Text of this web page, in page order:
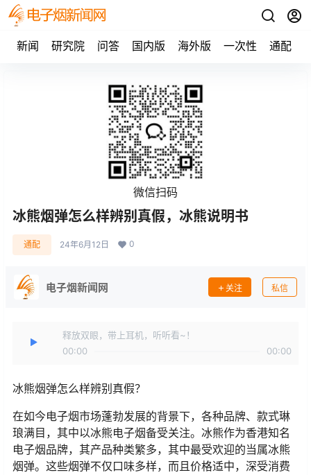
新闻 研究院 问答 国内版 海外版 一次性 通配
微信扫码
冰熊烟弹怎么样辨别真假，冰熊说明书
通配 24年6月12日 0
电子烟新闻网 关注 私信
释放双眼，带上耳机，听听看~！
00:00
00:00
冰熊烟弹怎么样辨别真假？
在如今电子烟市场蓬勃发展的背景下，各种品牌、款式琳
琅满目，其中以冰熊电子烟备受关注。冰熊作为香港知名
电子烟品牌，其产品种类繁多，其中最受欢迎的当属冰熊
烟弹。这些烟弹不仅口味多样，而且价格适中，深受消费